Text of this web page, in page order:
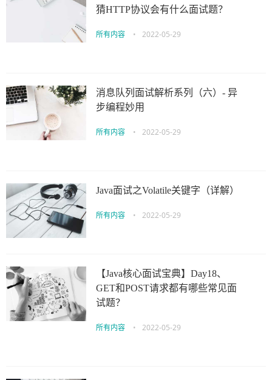
猜HTTP协议会有什么面试题？
所有内容 • 2022-05-29
消息队列面试解析系列（六）- 异
步编程妙用
所有内容 • 2022-05-29
Java面试之Volatile关键字（详解）
所有内容 • 2022-05-29
【Java核心面试宝典】Day18、
GET和POST请求都有哪些常见面
试题？
所有内容 • 2022-05-29